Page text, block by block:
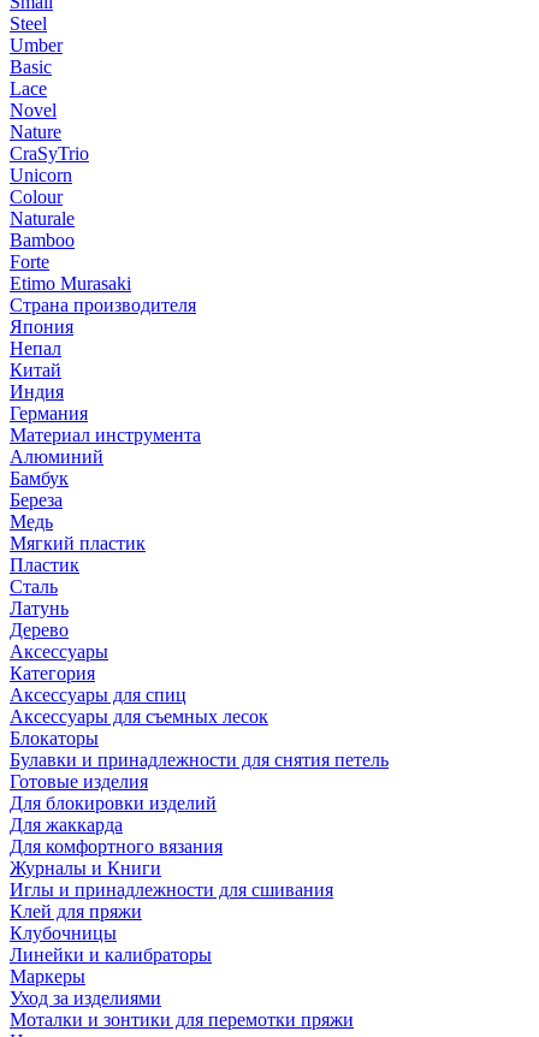
Steel
Umber
Basic
Lace
Novel
Nature
CraSyTrio
Unicorn
Colour
Naturale
Bamboo
Forte
Etimo Murasaki
Страна производителя
Япония
Непал
Китай
Индия
Германия
Материал инструмента
Алюминий
Бамбук
Береза
Медь
Мягкий пластик
Пластик
Сталь
Латунь
Дерево
Аксессуары
Категория
Аксессуары для спиц
Аксессуары для съемных лесок
Блокаторы
Булавки и принадлежности для снятия петель
Готовые изделия
Для блокировки изделий
Для жаккарда
Для комфортного вязания
Журналы и Книги
Иглы и принадлежности для сшивания
Клей для пряжи
Клубочницы
Линейки и калибраторы
Маркеры
Уход за изделиями
Моталки и зонтики для перемотки пряжи